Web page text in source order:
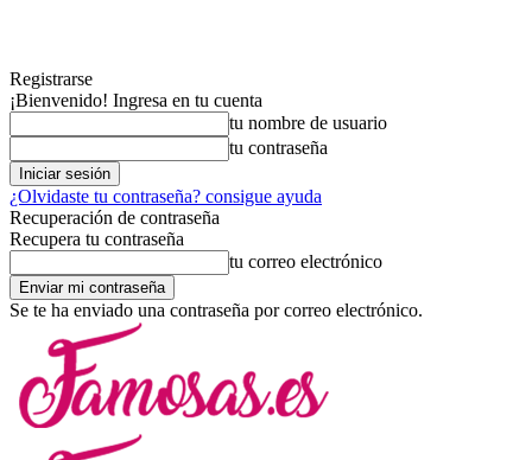
Registrarse
¡Bienvenido! Ingresa en tu cuenta
tu nombre de usuario
tu contraseña
¿Olvidaste tu contraseña? consigue ayuda
Recuperación de contraseña
Recupera tu contraseña
tu correo electrónico
Se te ha enviado una contraseña por correo electrónico.